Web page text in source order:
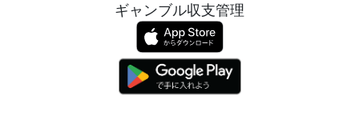
ギャンブル収支管理